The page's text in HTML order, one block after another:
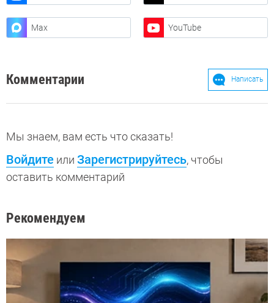
Max YouTube
Комментарии Написать
Мы знаем, вам есть что сказать!
Войдите или Зарегистрируйтесь, чтобы
оставить комментарий
Рекомендуем